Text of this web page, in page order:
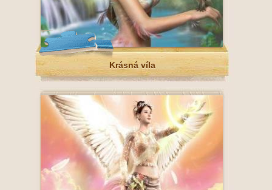
Krásná víla